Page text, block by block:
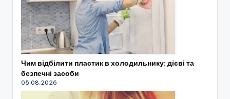
Чим відбілити пластик в холодильнику: дієві та
безпечні засоби
05.08.2026